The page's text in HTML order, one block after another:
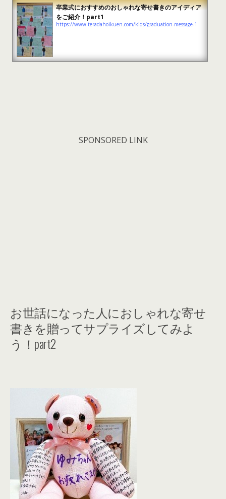
卒業式におすすめのおしゃれな寄せ書きのアイディア
をご紹介！part1
https://www.teradahoikuen.com/kids/graduation-message-1
SPONSORED LINK
お世話になった人におしゃれな寄せ
書きを贈ってサプライズしてみよ
う！part2